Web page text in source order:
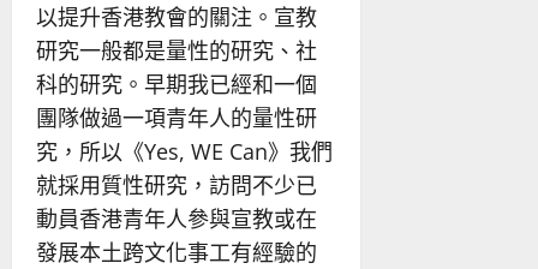
以提升香港教會的關注。宣教
研究一般都是量性的研究、社
科的研究。早期我已經和一個
團隊做過一項青年人的量性研
究，所以《Yes, WE Can》我們
就採用質性研究，訪問不少已
動員香港青年人參與宣教或在
發展本土跨文化事工有經驗的